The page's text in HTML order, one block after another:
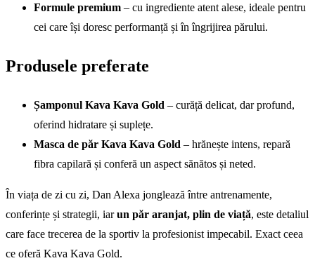
Formule premium – cu ingrediente atent alese, ideale pentru
cei care își doresc performanță și în îngrijirea părului.
Produsele preferate
Șamponul Kava Kava Gold – curăță delicat, dar profund,
oferind hidratare și suplețe.
Masca de păr Kava Kava Gold – hrănește intens, repară
fibra capilară și conferă un aspect sănătos și neted.
În viața de zi cu zi, Dan Alexa jonglează între antrenamente,
conferințe și strategii, iarun păr aranjat, plin de viață, este detaliul
care face trecerea de la sportiv la profesionist impecabil. Exact ceea
ce oferă Kava Kava Gold.